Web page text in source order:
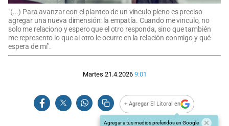
"(...) Para avanzar con el planteo de un vínculo pleno es preciso
agregar una nueva dimensión: la empatía. Cuando me vinculo, no
solo me relaciono y espero que el otro responda, sino que también
me represento lo que al otro le ocurre en la relación conmigo y qué
espera de mí".
Martes 21.4.2026 9:01
+ Agregar El Litoral en
Agregar a tus medios preferidos en Google